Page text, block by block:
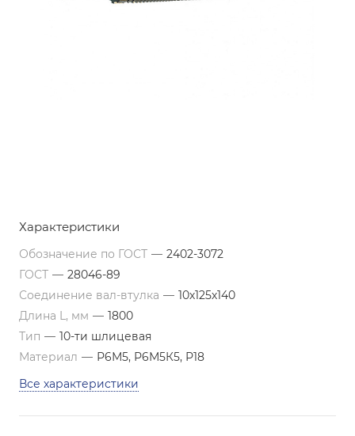
Характеристики
Обозначение по ГОСТ — 2402-3072
ГОСТ — 28046-89
Соединение вал-втулка — 10х125х140
Длина L, мм — 1800
Тип — 10-ти шлицевая
Материал — Р6М5, Р6М5К5, Р18
Все характеристики